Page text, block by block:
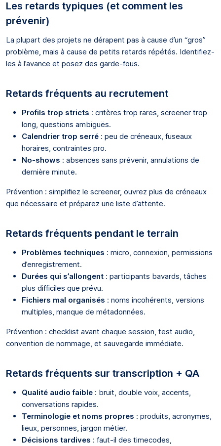
Les retards typiques (et comment les
prévenir)
La plupart des projets ne dérapent pas à cause d’un “gros”
problème, mais à cause de petits retards répétés. Identifiez-
les à l’avance et posez des garde-fous.
Retards fréquents au recrutement
Profils trop stricts : critères trop rares, screener trop
long, questions ambiguës.
Calendrier trop serré : peu de créneaux, fuseaux
horaires, contraintes pro.
No-shows : absences sans prévenir, annulations de
dernière minute.
Prévention : simplifiez le screener, ouvrez plus de créneaux
que nécessaire et préparez une liste d’attente.
Retards fréquents pendant le terrain
Problèmes techniques : micro, connexion, permissions
d’enregistrement.
Durées qui s’allongent : participants bavards, tâches
plus difficiles que prévu.
Fichiers mal organisés : noms incohérents, versions
multiples, manque de métadonnées.
Prévention : checklist avant chaque session, test audio,
convention de nommage, et sauvegarde immédiate.
Retards fréquents sur transcription + QA
Qualité audio faible : bruit, double voix, accents,
conversations rapides.
Terminologie et noms propres : produits, acronymes,
lieux, personnes, jargon métier.
Décisions tardives : faut-il des timecodes,